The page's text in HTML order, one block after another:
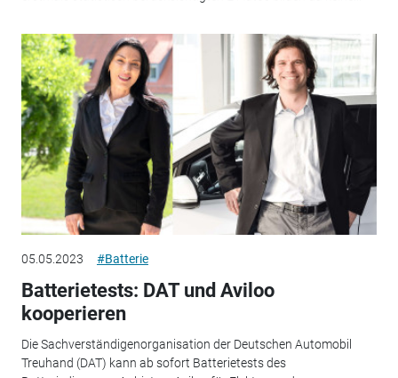
05.05.2023 #Batterie
Batterietests: DAT und Aviloo
kooperieren
Die Sachverständigenorganisation der Deutschen Automobil
Treuhand (DAT) kann ab sofort Batterietests des